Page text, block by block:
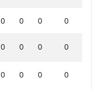
0 0 0 0
0 0 0 0
0 0 0 0